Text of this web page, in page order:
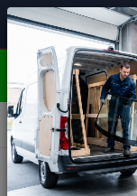
🚘
Čelní skla pro
unikátní vozy